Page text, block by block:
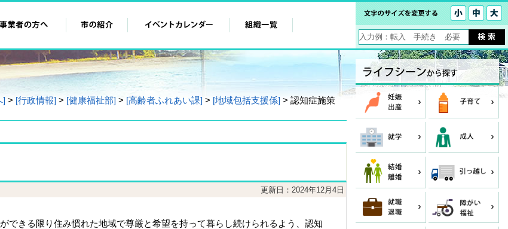
] > [行政情報] > [健康福祉部] > [高齢者ふれあい課] > [地域包括支援係] > 認知症施策
更新日：2024年12月4日
できる限り住み慣れた地域で尊厳と希望を持って暮らし続けられるよう、認知